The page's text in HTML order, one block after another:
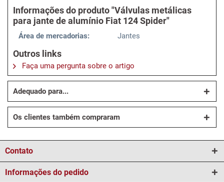
Informações do produto "Válvulas metálicas
para jante de alumínio Fiat 124 Spider"
Área de mercadorias: Jantes
Outros links
Faça uma pergunta sobre o artigo
Adequado para...
Os clientes também compraram
Contato
Informações do pedido